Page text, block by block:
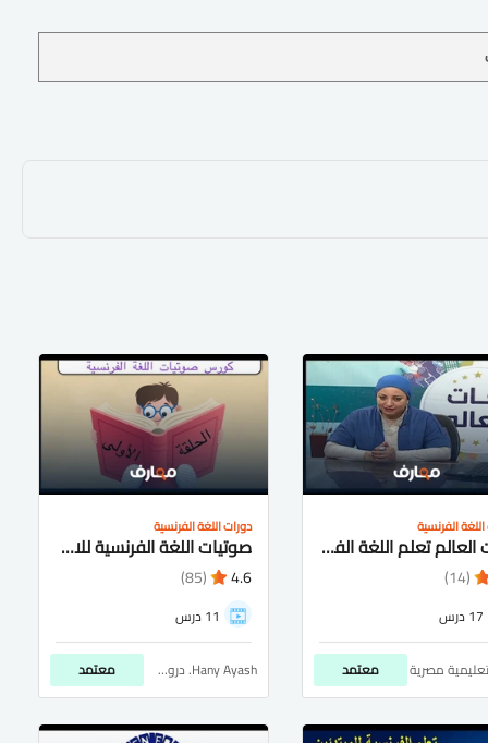
الفرنسية
لغات العالم تعلم اللغة الفرنسية
(14)
17 درس
مصرية معتمد
دورات اللغة الفرنسية
صوتيات اللغة الفرنسية للاطفال والمبتدئين
4.6
(85)
11 درس
Hany Ayash. دروس أون لاين معتمد